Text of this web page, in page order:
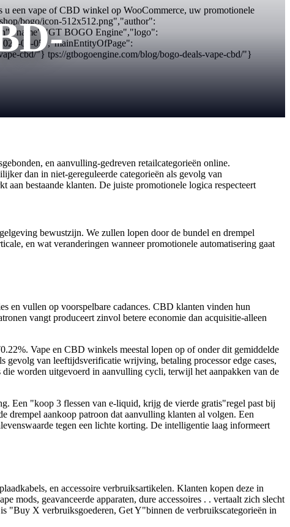
een vape of CBD winkel op WooCommerce, uw promotionele
bogo/icon-512x512.png","author":
BOGO Engine","logo":
05-05","mainEntityOfPage":
cbd/"} tps://gtbogoengine.com/blog/bogo-deals-vape-cbd/"}
en aanvulling-gedreven retailcategorieën online.
dan in niet-gereguleerde categorieën als gevolg van
bestaande klanten. De juiste promotionele logica respecteert
bewustzijn. We zullen lopen door de bundel en drempel
en wat veranderingen wanneer promotionele automatisering gaat
en vullen op voorspelbare cadances. CBD klanten vinden hun
vangt produceert zinvol betere economie dan acquisitie-alleen
Vape en CBD winkels meestal lopen op of onder dit gemiddelde
van leeftijdsverificatie wrijving, betaling processor edge cases,
worden uitgevoerd in aanvulling cycli, terwijl het aanpakken van de
Een "koop 3 flessen van e-liquid, krijg de vierde gratis"regel past bij
drempel aankoop patroon dat aanvulling klanten al volgen. Een
tegen een lichte korting. De intelligentie laag informeert
en accessoire verbruiksartikelen. Klanten kopen deze in
geavanceerde apparaten, dure accessoires . . vertaalt zich slecht
"Buy X verbruiksgoederen, Get Y"binnen de verbruikscategorieën in